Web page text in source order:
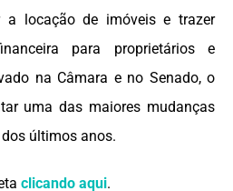
a locação de imóveis e trazer
para proprietários e
na Câmara e no Senado, o
uma das maiores mudanças
últimos anos.
clicando aqui.